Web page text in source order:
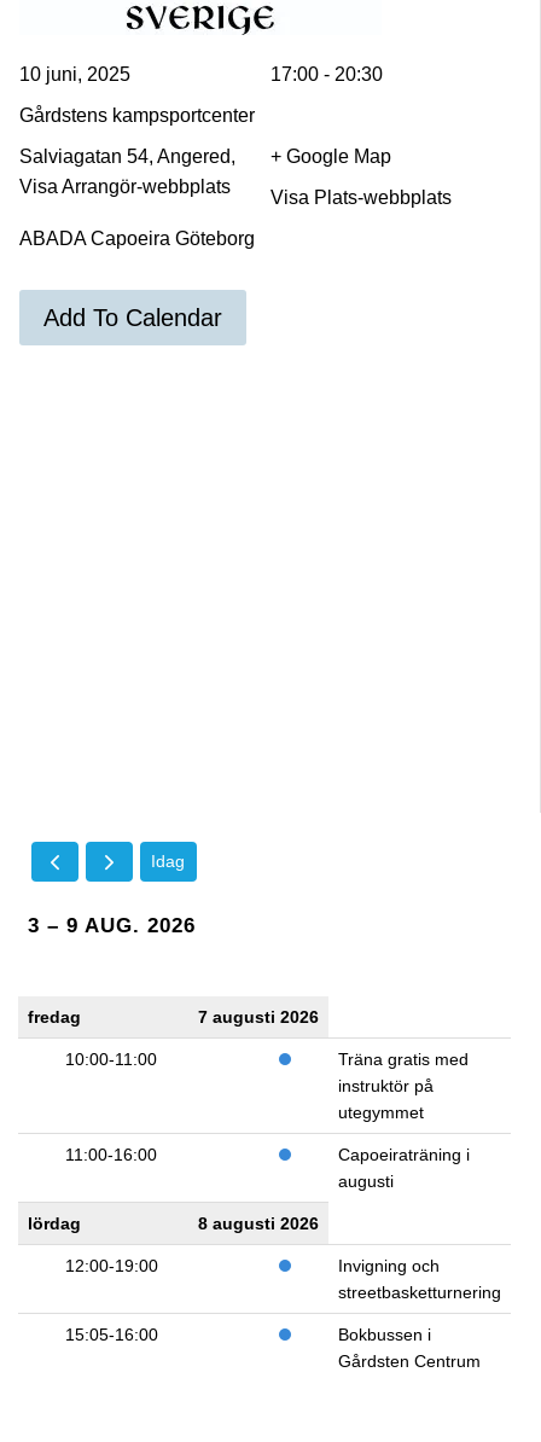
10 juni, 2025
17:00 - 20:30
Gårdstens kampsportcenter
Salviagatan 54, Angered,
+ Google Map
Visa Plats-webbplats
ABADA Capoeira Göteborg
Visa Arrangör-webbplats
Add To Calendar
Idag
3 – 9 AUG. 2026
fredag 7 augusti 2026
10:00-11:00
Träna gratis med
instruktör på
utegymmet
11:00-16:00
Capoeiraträning i
augusti
lördag 8 augusti 2026
12:00-19:00
Invigning och
streetbasketturnering
15:05-16:00
Bokbussen i
Gårdsten Centrum